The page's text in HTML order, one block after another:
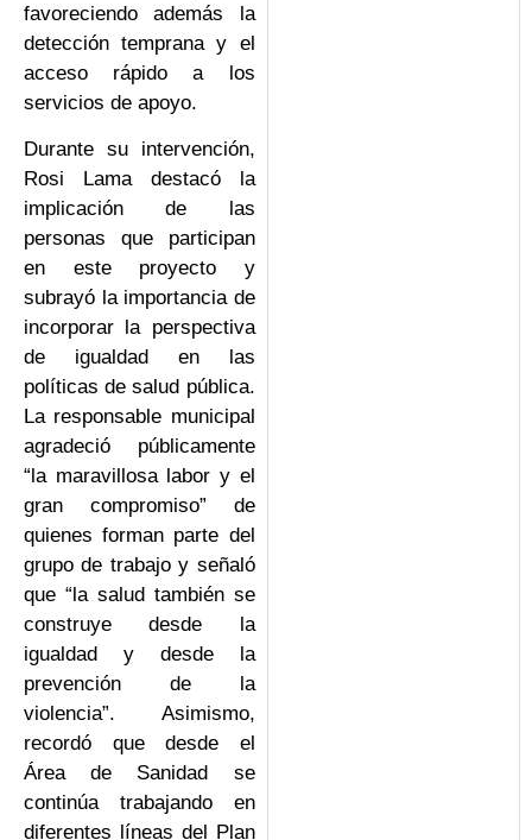
favoreciendo además la
detección temprana y el
acceso rápido a los
servicios de apoyo.
Durante su intervención,
Rosi Lama destacó la
implicación de las
personas que participan
en este proyecto y
subrayó la importancia de
incorporar la perspectiva
de igualdad en las
políticas de salud pública.
La responsable municipal
agradeció públicamente
“la maravillosa labor y el
gran compromiso” de
quienes forman parte del
grupo de trabajo y señaló
que “la salud también se
construye desde la
igualdad y desde la
prevención de la
violencia”. Asimismo,
recordó que desde el
Área de Sanidad se
continúa trabajando en
diferentes líneas del Plan